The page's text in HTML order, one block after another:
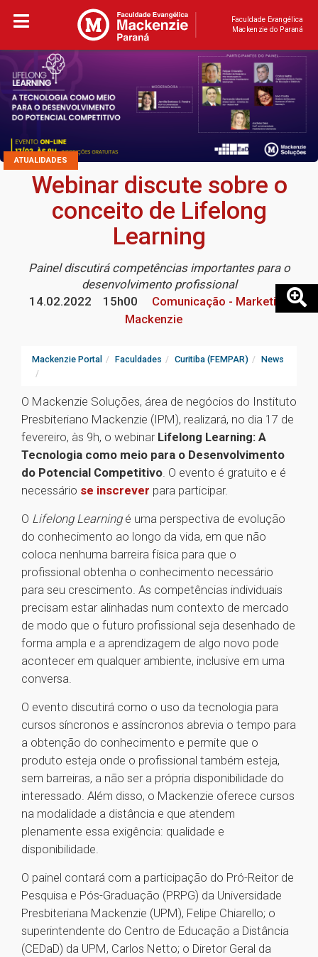
Faculdade Evangélica
Mackenzie do Paraná
ATUALIDADES
Webinar discute sobre o
conceito de Lifelong
Learning
Painel discutirá competências importantes para o
desenvolvimento profissional
14.02.2022
15h00
Comunicação - Marketing
Mackenzie
Mackenzie Portal Faculdades Curitiba (FEMPAR) News
O Mackenzie Soluções, área de negócios do Instituto
Presbiteriano Mackenzie (IPM), realizará, no dia 17 de
fevereiro, às 9h, o webinar Lifelong Learning: A
Tecnologia como meio para o Desenvolvimento
do Potencial Competitivo. O evento é gratuito e é
necessário se inscrever para participar.
O Lifelong Learningé uma perspectiva de evolução
do conhecimento ao longo da vida, em que não
coloca nenhuma barreira física para que o
profissional obtenha o conhecimento necessário
para seu crescimento. As competências individuais
precisam estar alinhadas num contexto de mercado
de modo que o futuro profissional seja desenhado de
forma ampla e a aprendizagem de algo novo pode
acontecer em qualquer ambiente, inclusive em uma
conversa.
O evento discutirá como o uso da tecnologia para
cursos síncronos e assíncronos abrevia o tempo para
a obtenção do conhecimento e permite que o
produto esteja onde o profissional também esteja,
sem barreiras, a não ser a própria disponibilidade do
interessado. Além disso, o Mackenzie oferece cursos
na modalidade a distância e que atendem
plenamente essa exigência: qualidade e
disponibilidade.
O painel contará com a participação do Pró-Reitor de
Pesquisa e Pós-Graduação (PRPG) da Universidade
Presbiteriana Mackenzie (UPM), Felipe Chiarello; o
superintendente do Centro de Educação a Distância
(CEDaD) da UPM, Carlos Netto; o Diretor Geral da